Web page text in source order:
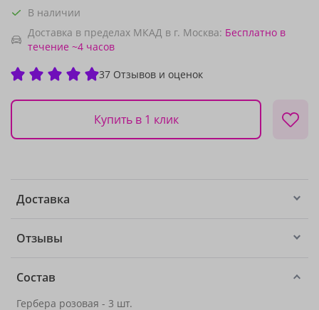
В наличии
Доставка в пределах МКАД в г. Москва: Бесплатно в
течение ~4 часов
37 Отзывов и оценок
Купить в 1 клик
Доставка
Отзывы
Состав
Гербера розовая - 3 шт.